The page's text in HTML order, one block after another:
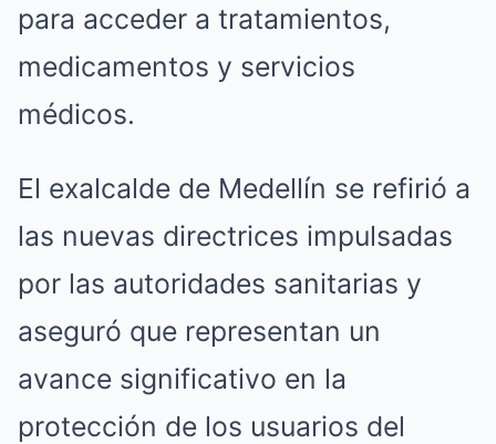
para acceder a tratamientos,
medicamentos y servicios
médicos.
El exalcalde de Medellín se refirió a
las nuevas directrices impulsadas
por las autoridades sanitarias y
aseguró que representan un
avance significativo en la
protección de los usuarios del